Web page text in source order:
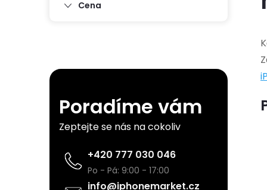
r
a
n
Cena
Poradíme vám
Zeptejte se nás na cokoliv
+420 777 030 046
Po - Pá: 9:00 - 17:00
info@iphonemarket.cz